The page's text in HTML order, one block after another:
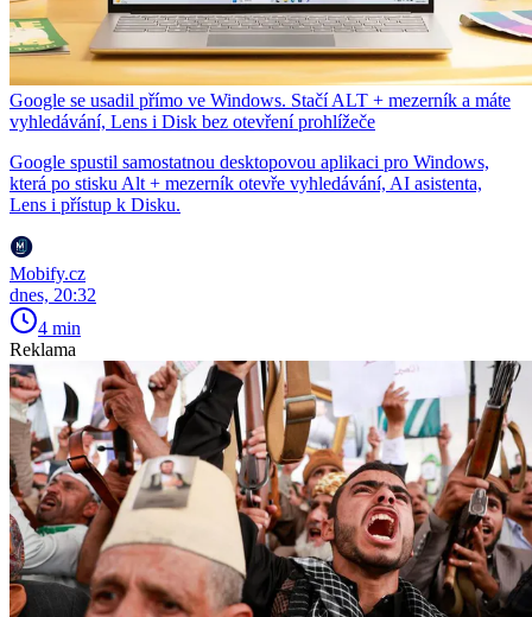
Google se usadil přímo ve Windows. Stačí ALT + mezerník a máte
vyhledávání, Lens i Disk bez otevření prohlížeče
Google spustil samostatnou desktopovou aplikaci pro Windows,
která po stisku Alt + mezerník otevře vyhledávání, AI asistenta,
Lens i přístup k Disku.
Mobify.cz
dnes, 20:32
4 min
Reklama